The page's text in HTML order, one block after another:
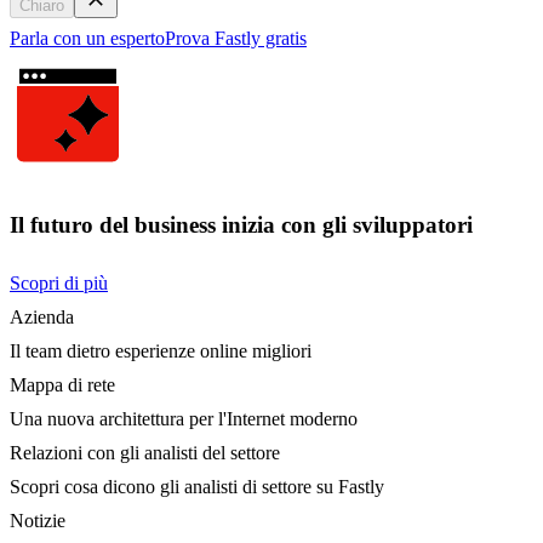
Chiaro
Parla con un espertoProva Fastly gratis
Il futuro del business inizia con gli sviluppatori
Scopri di più
Azienda
Il team dietro esperienze online migliori
Mappa di rete
Una nuova architettura per l'Internet moderno
Relazioni con gli analisti del settore
Scopri cosa dicono gli analisti di settore su Fastly
Notizie